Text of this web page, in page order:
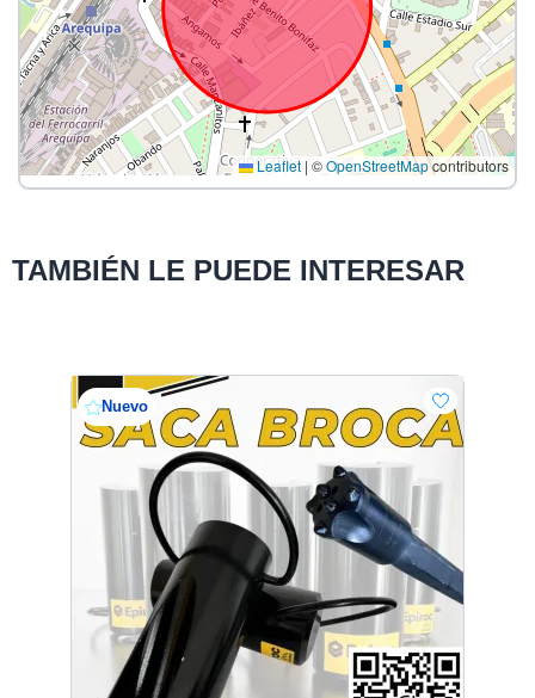
Leaflet | ©OpenStreetMapcontributors
TAMBIÉN LE PUEDE INTERESAR
Nuevo